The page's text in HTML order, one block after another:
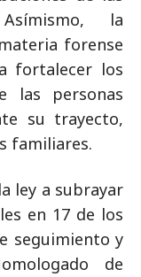
la
forense
fortalecer los
las personas
su trayecto,
familiares.
ley a subrayar
en 17 de los
seguimiento y
de